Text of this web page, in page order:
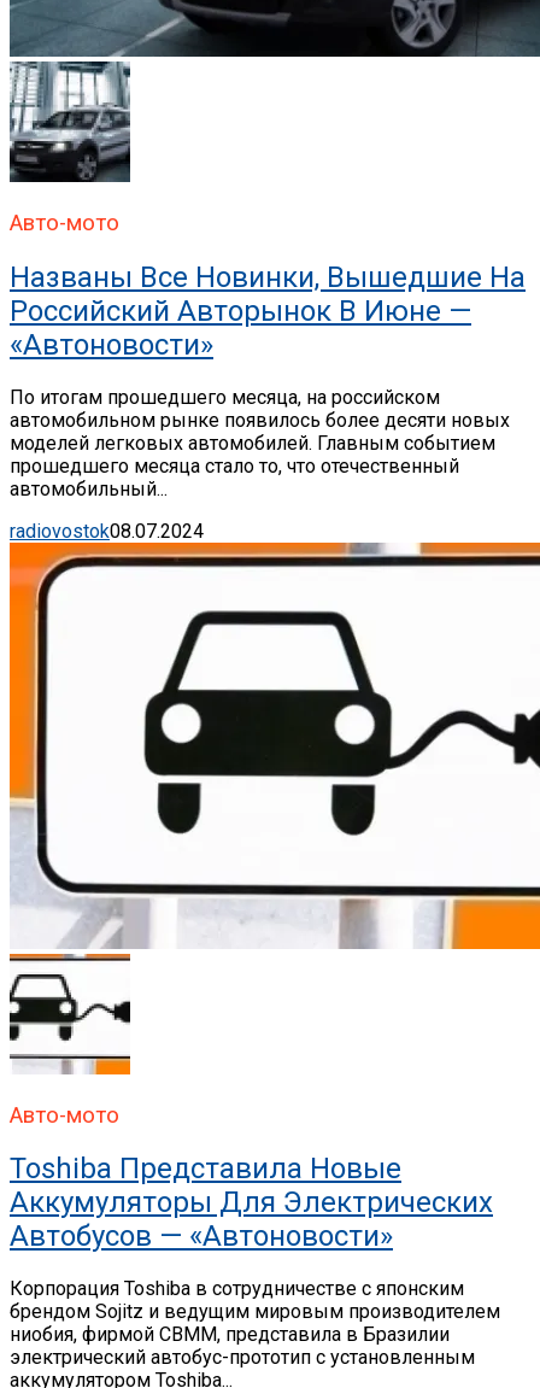
Авто-мото
Названы Все Новинки, Вышедшие На
Российский Авторынок В Июне —
«Автоновости»
По итогам прошедшего месяца, на российском
автомобильном рынке появилось более десяти новых
моделей легковых автомобилей. Главным событием
прошедшего месяца стало то, что отечественный
автомобильный...
radiovostok08.07.2024
Авто-мото
Toshiba Представила Новые
Аккумуляторы Для Электрических
Автобусов — «Автоновости»
Корпорация Toshiba в сотрудничестве с японским
брендом Sojitz и ведущим мировым производителем
ниобия, фирмой CBMM, представила в Бразилии
электрический автобус-прототип с установленным
аккумулятором Toshiba...